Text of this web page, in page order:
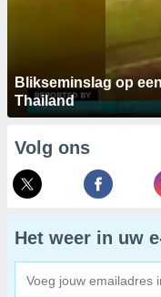
Blikseminslag op
Thailand
Volg ons
Het weer in uw